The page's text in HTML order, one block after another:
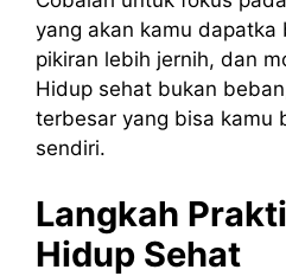
yang akan kamu dapatka
pikiran lebih jernih, dan
Hidup sehat bukan
terbesar yang bisa kamu
sendiri.
Langkah
Hidup Sehat